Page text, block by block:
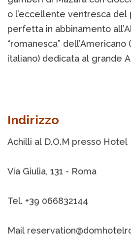
o l’eccellente ventresca del
perfetta in abbinamento
“romanesca”
italiano) dedicata al grande
Indirizzo
Achilli al D.O.M presso Hotel
Via Giulia, 131 - Roma
Tel. +39 066832144
Mail